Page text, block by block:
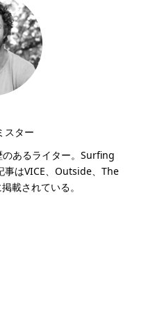
スター
あるライター。Surfing
はVICE、Outside、The
載されている。